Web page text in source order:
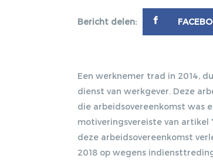
Bericht delen:
Een werknemer trad in 2014,
dienst van werkgever. Deze
die arbeidsovereenkomst was
motiveringsvereiste van artikel
deze arbeidsovereenkomst
2018 op wegens